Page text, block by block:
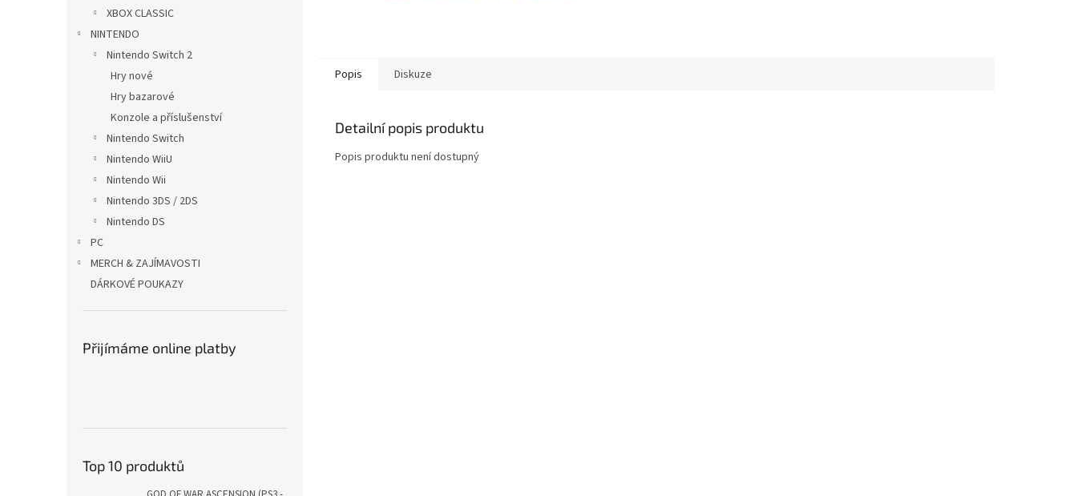
XBOX CLASSIC
NINTENDO
Nintendo Switch 2
Hry nové
Hry bazarové
Konzole a příslušenství
Nintendo Switch
Nintendo WiiU
Nintendo Wii
Nintendo 3DS / 2DS
Nintendo DS
PC
MERCH & ZAJÍMAVOSTI
DÁRKOVÉ POUKAZY
Přijímáme online platby
Top 10 produktů
Popis Diskuze
Detailní popis produktu
Popis produktu není dostupný